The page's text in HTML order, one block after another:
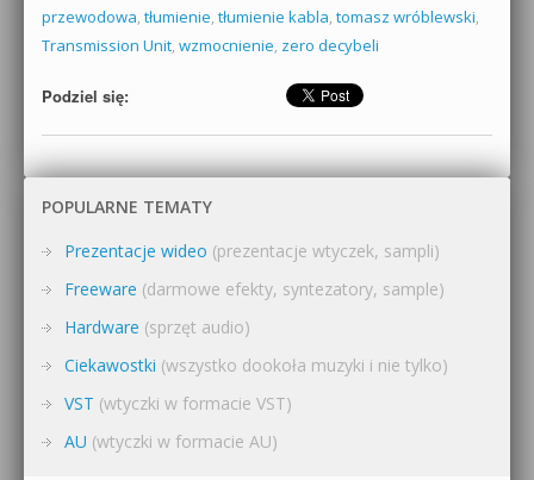
przewodowa, tłumienie, tłumienie kabla, tomasz wróblewski,
Transmission Unit, wzmocnienie, zero decybeli
Podziel się:
POPULARNE TEMATY
Prezentacje wideo (prezentacje wtyczek, sampli)
Freeware (darmowe efekty, syntezatory, sample)
Hardware (sprzęt audio)
Ciekawostki (wszystko dookoła muzyki i nie tylko)
VST (wtyczki w formacie VST)
AU (wtyczki w formacie AU)